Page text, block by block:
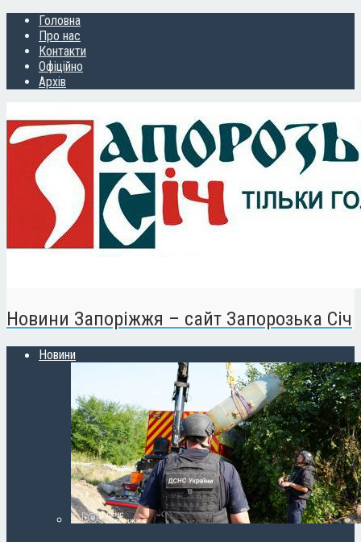
Головна
Про нас
Контакти
Офіційно
Архів
Новини Запоріжжя – сайт Запорозька Січ
Новини